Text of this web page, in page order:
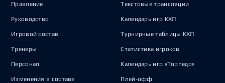
Правление
Руководство
Игровой состав
Тренеры
Персонал
Изменения в составе
Текстовые трансляции
Календарь игр КХЛ
Турнирные таблицы КХЛ
Статистика игроков
Календарь игр «Торпедо»
Плей-офф